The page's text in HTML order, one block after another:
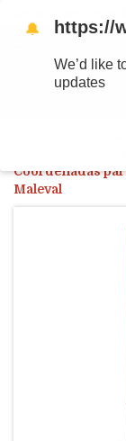
PSICOSIS Y
Coordenadas
Maleval
🔔 https://
We’d like
updates